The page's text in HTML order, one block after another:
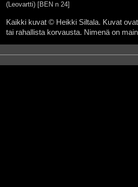
(Leovartti) [BEN n 24]
Kaikki kuvat © Heikki Siltala. Kuvat
tai rahallista korvausta. Nimenä on